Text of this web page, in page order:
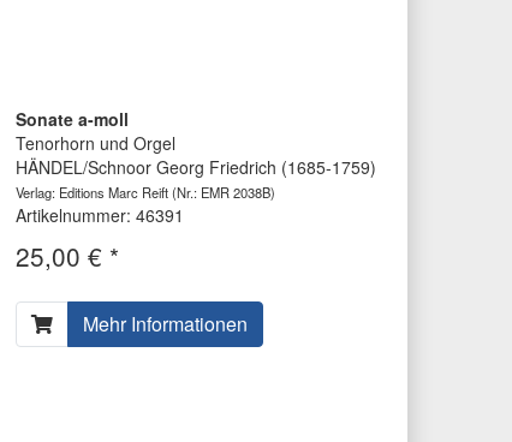
Sonate a-moll
Tenorhorn und Orgel
HÄNDEL/Schnoor Georg Friedrich (1685-1759)
Verlag: Editions Marc Reift(Nr.: EMR 2038B)
Artikelnummer: 46391
25,00 € *
Mehr Informationen